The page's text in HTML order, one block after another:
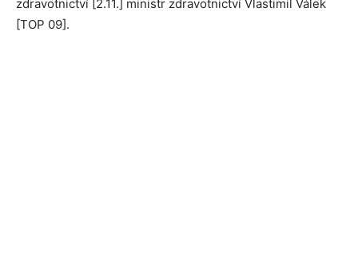
zdravotnictví [2.11.] ministr zdravotnictví Vlastimil Válek
[TOP 09].